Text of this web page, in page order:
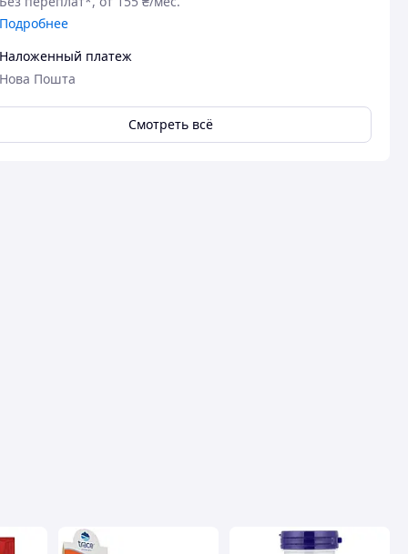
платеж
Пошта
Смотреть всё
Діана Л.
Куплено на Prom.ua
Швидка доставка
Куплено на